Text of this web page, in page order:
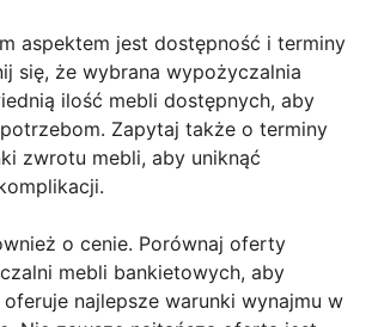
aspektem jest dostępność i terminy
się, że wybrana wypożyczalnia
ilość mebli dostępnych, aby
Zapytaj także o terminy
zwrotu mebli, aby uniknąć
o cenie. Porównaj oferty
mebli bankietowych, aby
najlepsze warunki wynajmu w